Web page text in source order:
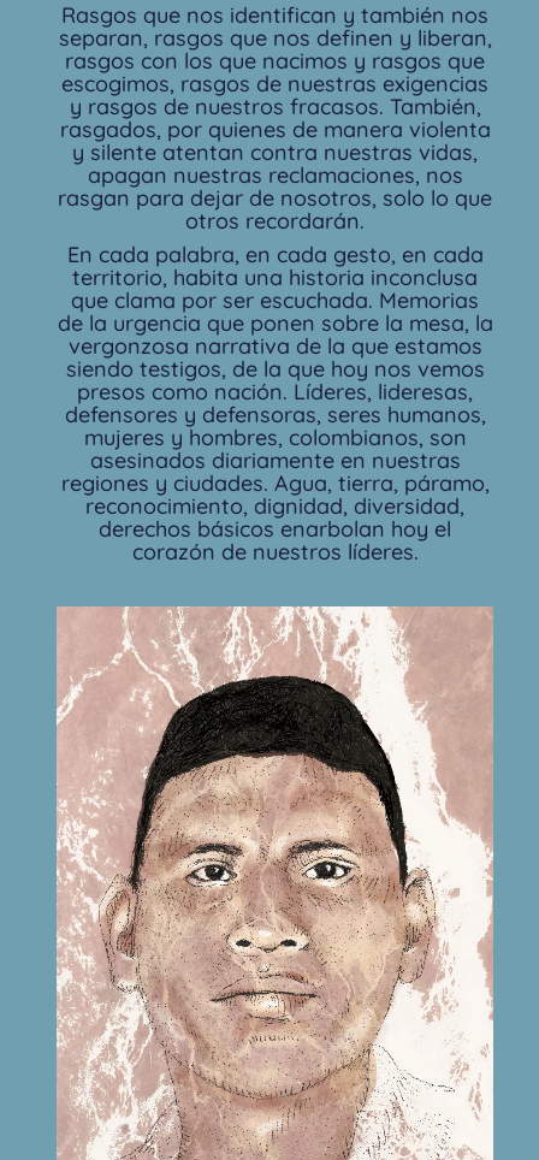
Rasgos que nos identifican y también nos
separan, rasgos que nos definen y liberan,
rasgos con los que nacimos y rasgos que
escogimos, rasgos de nuestras exigencias
y rasgos de nuestros fracasos. También,
rasgados, por quienes de manera violenta
y silente atentan contra nuestras vidas,
apagan nuestras reclamaciones, nos
rasgan para dejar de nosotros, solo lo que
otros recordarán.
En cada palabra, en cada gesto, en cada
territorio, habita una historia inconclusa
que clama por ser escuchada. Memorias
de la urgencia que ponen sobre la mesa, la
vergonzosa narrativa de la que estamos
siendo testigos, de la que hoy nos vemos
presos como nación. Líderes, lideresas,
defensores y defensoras, seres humanos,
mujeres y hombres, colombianos, son
asesinados diariamente en nuestras
regiones y ciudades. Agua, tierra, páramo,
reconocimiento, dignidad, diversidad,
derechos básicos enarbolan hoy el
corazón de nuestros líderes.